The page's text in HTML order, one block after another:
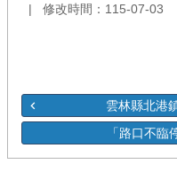
修改時間：115-07-03
雲林縣北港
「路口不臨